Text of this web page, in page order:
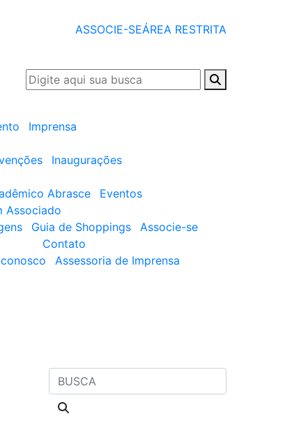
ASSOCIE-SEÁREA RESTRITA
Imprensa
Inaugurações
Abrasce
Eventos
Associado
Guia de Shoppings
Associe-se
Contato
Assessoria de Imprensa